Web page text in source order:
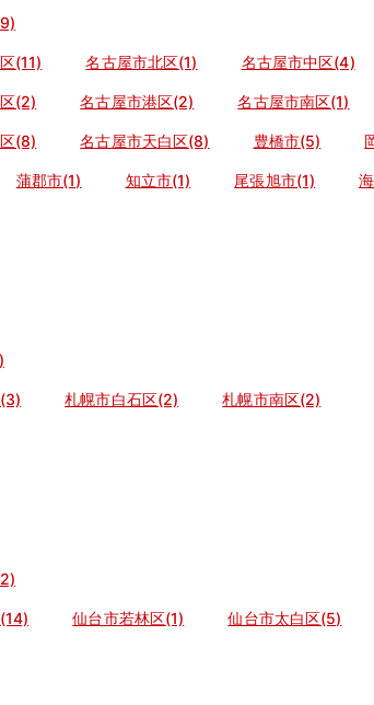
(11) 名古屋市北区(1) 名古屋市中区(4)
(2) 名古屋市港区(2) 名古屋市南区(1)
(8) 名古屋市天白区(8) 豊橋市(5)
蒲郡市(1) 知立市(1) 尾張旭市(1)
札幌市白石区(2) 札幌市南区(2)
仙台市若林区(1) 仙台市太白区(5)